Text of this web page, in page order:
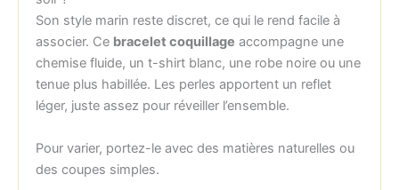
Son style marin reste discret, ce qui le rend facile à
associer. Ce bracelet coquillage accompagne une
chemise fluide, un t-shirt blanc, une robe noire ou une
tenue plus habillée. Les perles apportent un reflet
léger, juste assez pour réveiller l’ensemble.
Pour varier, portez-le avec des matières naturelles ou
des coupes simples.